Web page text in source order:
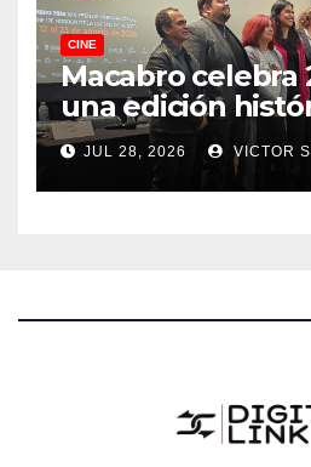
CINE
Macabro celebra
una edición
sedes, invitados
debes saber
JUL 28, 2026 VICTOR